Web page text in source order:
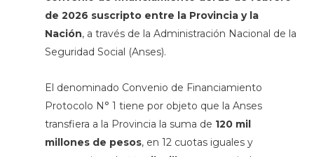
de 2026 suscripto entre la Provincia y la
Nación, a través de la Administración Nacional de la
Seguridad Social (Anses).
El denominado Convenio de Financiamiento
Protocolo N° 1 tiene por objeto que la Anses
transfiera a la Provincia la suma de 120 mil
millones de pesos, en 12 cuotas iguales y